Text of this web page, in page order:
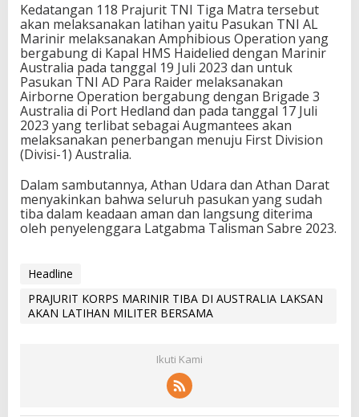
Kedatangan 118 Prajurit TNI Tiga Matra tersebut
akan melaksanakan latihan yaitu Pasukan TNI AL
Marinir melaksanakan Amphibious Operation yang
bergabung di Kapal HMS Haidelied dengan Marinir
Australia pada tanggal 19 Juli 2023 dan untuk
Pasukan TNI AD Para Raider melaksanakan
Airborne Operation bergabung dengan Brigade 3
Australia di Port Hedland dan pada tanggal 17 Juli
2023 yang terlibat sebagai Augmantees akan
melaksanakan penerbangan menuju First Division
(Divisi-1) Australia.
Dalam sambutannya, Athan Udara dan Athan Darat
menyakinkan bahwa seluruh pasukan yang sudah
tiba dalam keadaan aman dan langsung diterima
oleh penyelenggara Latgabma Talisman Sabre 2023.
Headline
PRAJURIT KORPS MARINIR TIBA DI AUSTRALIA LAKSAN
AKAN LATIHAN MILITER BERSAMA
Ikuti Kami